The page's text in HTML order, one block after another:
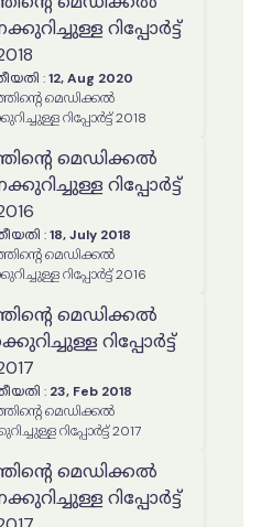
റിപ്പോർട്ട്
: 12, Aug 2020
മെഡിക്കൽ
റിപ്പോർട്ട് 2018
മെഡിക്കൽ
റിപ്പോർട്ട്
:18, July 2018
മെഡിക്കൽ
റിപ്പോർട്ട് 2016
മെഡിക്കൽ
റിപ്പോർട്ട്
: 23, Feb 2018
മെഡിക്കൽ
റിപ്പോർട്ട് 2017
മെഡിക്കൽ
റിപ്പോർട്ട്